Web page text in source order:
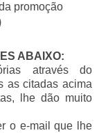
promoção
ABAIXO:
através do
as citadas acima
lhe dão muito
o e-mail que lhe